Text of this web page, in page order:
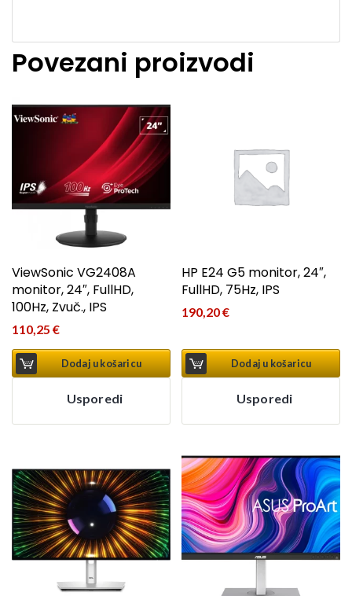
Povezani proizvodi
ViewSonic VG2408A
monitor, 24″, FullHD,
100Hz, Zvuč., IPS
110,25 €
Dodaj u košaricu
Usporedi
HP E24 G5 monitor, 24″,
FullHD, 75Hz, IPS
190,20€
Dodaj u košaricu
Usporedi